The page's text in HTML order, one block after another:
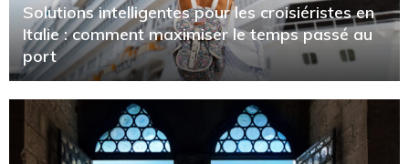
Solutions intelligentes pour les croisiéristes en
Italie : comment maximiser le temps passé au
port